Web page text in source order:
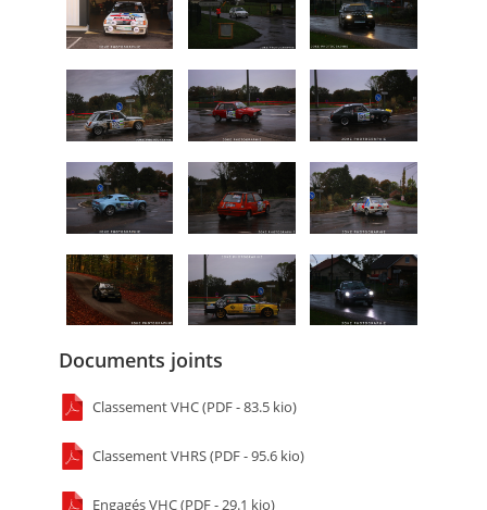
Documents joints
Classement VHC (PDF - 83.5 kio)
Classement VHRS (PDF - 95.6 kio)
Engagés VHC (PDF - 29.1 kio)